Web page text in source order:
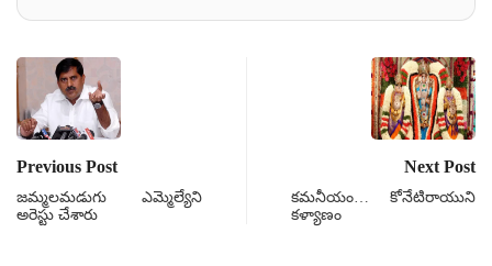
Previous Post
జమ్మలమడుగు ఎమ్మెల్యేని
అరెస్టు చేశారు
Next Post
కమనీయం… కోనేటిరాయుని
కళ్యాణం